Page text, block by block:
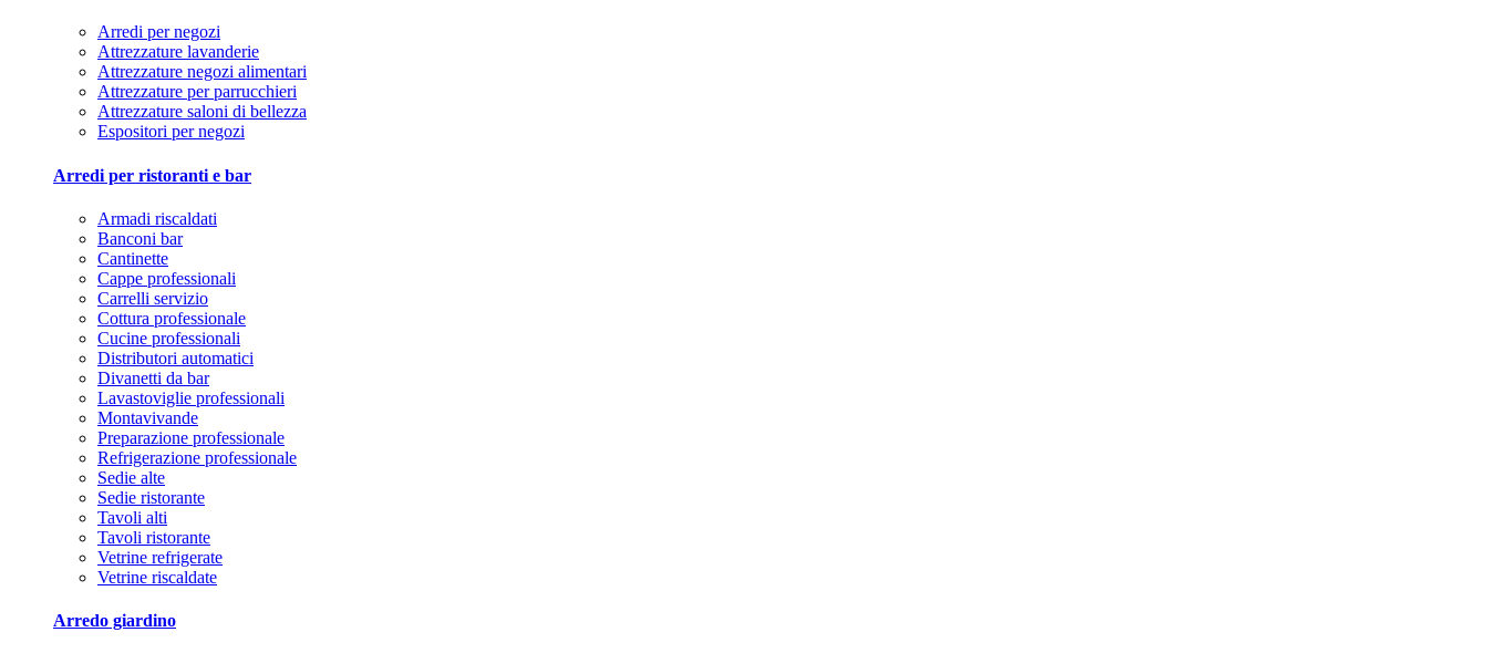
Arredi per negozi
Attrezzature lavanderie
Attrezzature negozi alimentari
Attrezzature per parrucchieri
Attrezzature saloni di bellezza
Espositori per negozi
Arredi per ristoranti e bar
Armadi riscaldati
Banconi bar
Cantinette
Cappe professionali
Carrelli servizio
Cottura professionale
Cucine professionali
Distributori automatici
Divanetti da bar
Lavastoviglie professionali
Montavivande
Preparazione professionale
Refrigerazione professionale
Sedie alte
Sedie ristorante
Tavoli alti
Tavoli ristorante
Vetrine refrigerate
Vetrine riscaldate
Arredo giardino